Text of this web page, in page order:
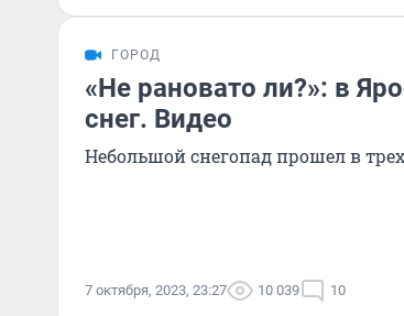
ГОРОД
«Не рановато ли?»: в
снег. Видео
Небольшой снегопад прошел в
7 октября, 2023, 23:27 10 039 10